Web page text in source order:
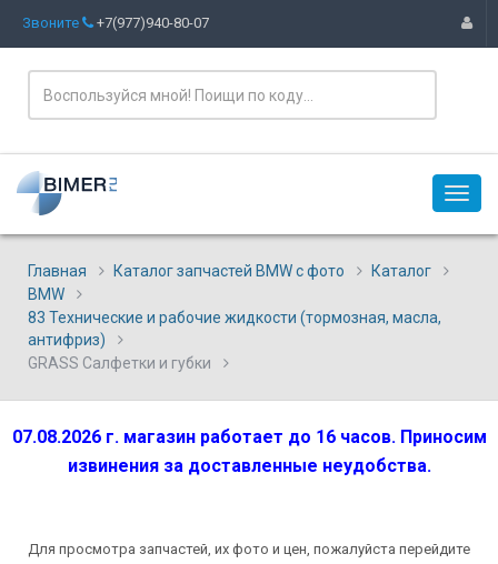
Звоните +7(977)940-80-07
Главная Каталог запчастей BMW с фото
Каталог
BMW
83 Технические и рабочие жидкости (тормозная, масла,
антифриз)
GRASS Салфетки и губки
07.08.2026 г. магазин работает до 16 часов. Приносим
извинения за доставленные неудобства.
Для просмотра запчастей, их фото и цен, пожалуйста перейдите